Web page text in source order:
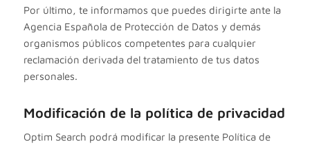
Por último, te informamos que puedes dirigirte ante la
Agencia Española de Protección de Datos y demás
organismos públicos competentes para cualquier
reclamación derivada del tratamiento de tus datos
personales.
Modificación de la política de privacidad
Optim Search podrá modificar la presente Política de